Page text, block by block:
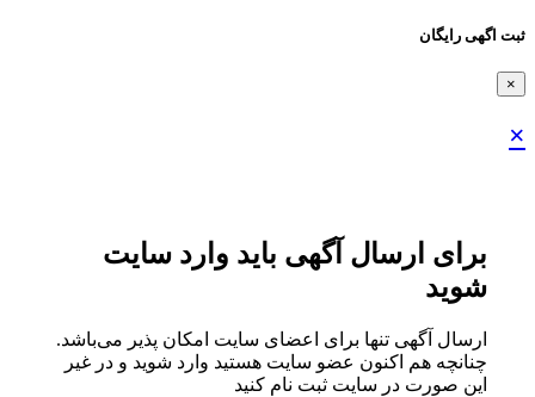
ثبت اگهی رایگان
×
×
برای ارسال آگهی باید وارد سایت
شوید
ارسال آگهی تنها برای اعضای سایت امکان پذیر می‌باشد.
چنانچه هم‌ اکنون عضو سایت هستید وارد شوید و در غیر
این صورت در سایت ثبت نام کنید